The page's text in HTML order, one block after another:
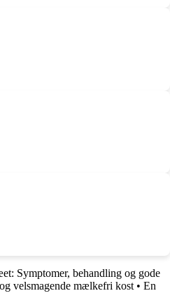
Symptomer, behandling og gode
velsmagende mælkefri kost • En